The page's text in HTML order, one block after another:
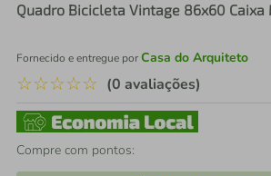
Quadro Bicicleta Vintage 86x60 Caixa
Fornecido e entregue porCasa do Arquiteto
☆☆☆☆☆ (0 avaliações)
Compre com pontos: